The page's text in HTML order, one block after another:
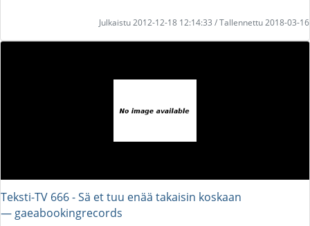
Julkaistu 2012-12-18 12:14:33 / Tallennettu 2018-03-16
Teksti-TV 666 - Sä et tuu enää takaisin koskaan
― gaeabookingrecords